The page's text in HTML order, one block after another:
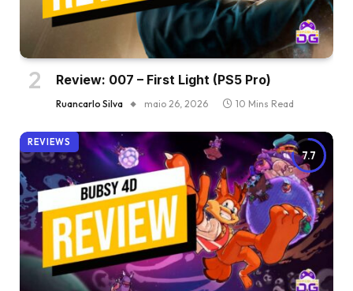
Review: 007 – First Light (PS5 Pro)
Ruancarlo Silva maio 26, 2026 10 Mins Read
7.7
REVIEWS